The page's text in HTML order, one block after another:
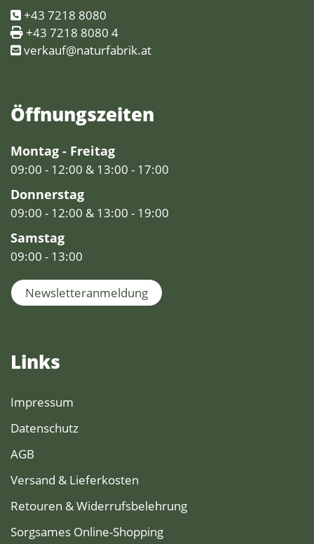
+43 7218 8080
+43 7218 8080 4
verkauf@naturfabrik.at
Öffnungs­zeiten
Montag - Freitag
09:00 - 12:00 & 13:00 - 17:00
Donnerstag
09:00 - 12:00 & 13:00 - 19:00
Samstag
09:00 - 13:00
Newsletteranmeldung
Links
Impressum
Datenschutz
AGB
Versand & Lieferkosten
Retouren & Widerrufsbelehrung
Sorgsames Online-Shopping